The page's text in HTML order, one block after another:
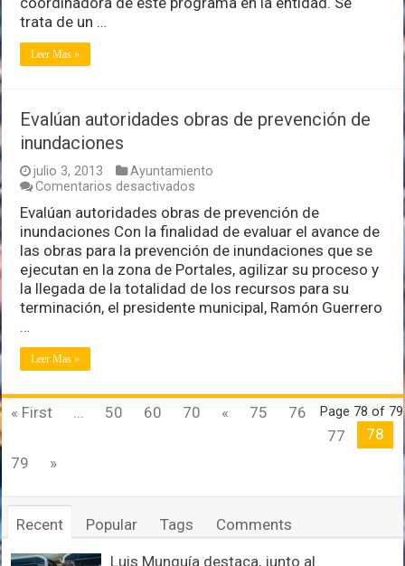
en
trata de un …
Leer Mas »
Evalúan autoridades obras de prevención de
inundaciones
julio 3, 2013
Ayuntamiento
Comentarios desactivados
autoridades
obras
de
prevención
de
inundaciones
Evalúan autoridades obras de prevención de
inundaciones Con la finalidad de evaluar el avance de
las obras para la prevención de inundaciones que se
ejecutan en la zona de Portales, agilizar su proceso y
la llegada de la totalidad de los recursos para su
terminación, el presidente municipal, Ramón Guerrero
…
Leer Mas »
Page 78 of 79
« First 50 60 70 « 75
76
77
78
79
»
Recent Popular Tags Comments
Luis Munguía destaca, junto al